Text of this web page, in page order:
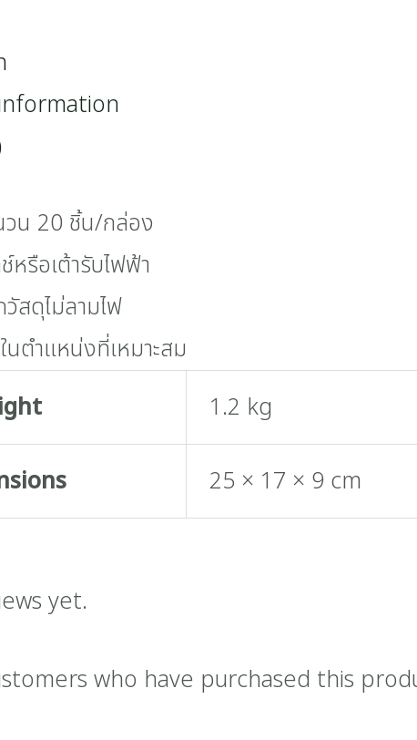
วน 20 ชิ้น/กล่อง
รือเต้ารับไฟฟ้า
สดุไม่ลามไฟ
ตำแหน่งที่เหมาะสม
1.2 kg
25 × 17 × 9 cm
yet.
who have purchased this